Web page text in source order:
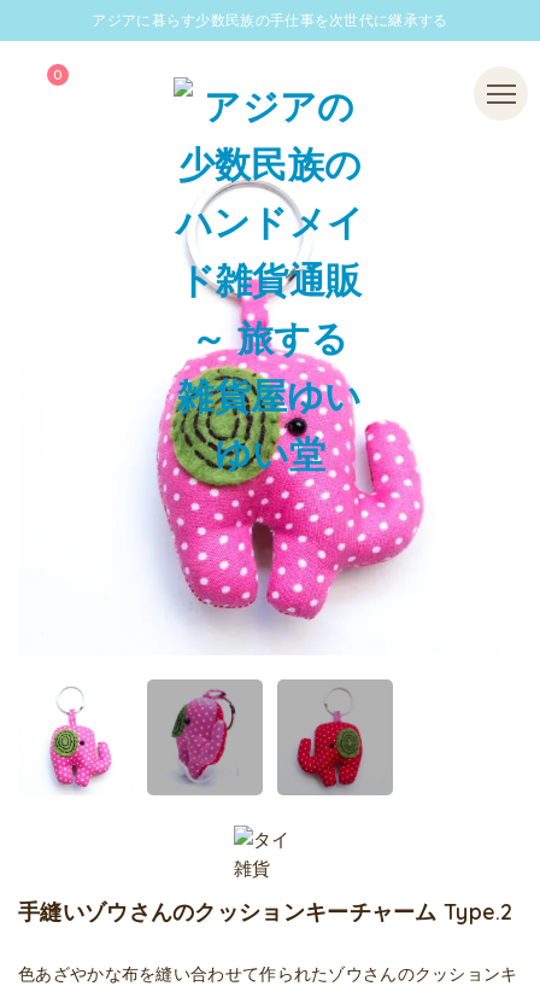
アジアに暮らす少数民族の手仕事を次世代に継承する
0 Menu
手縫いゾウさんのクッションキーチャーム Type.2
色あざやかな布を縫い合わせて作られたゾウさんのクッションキ